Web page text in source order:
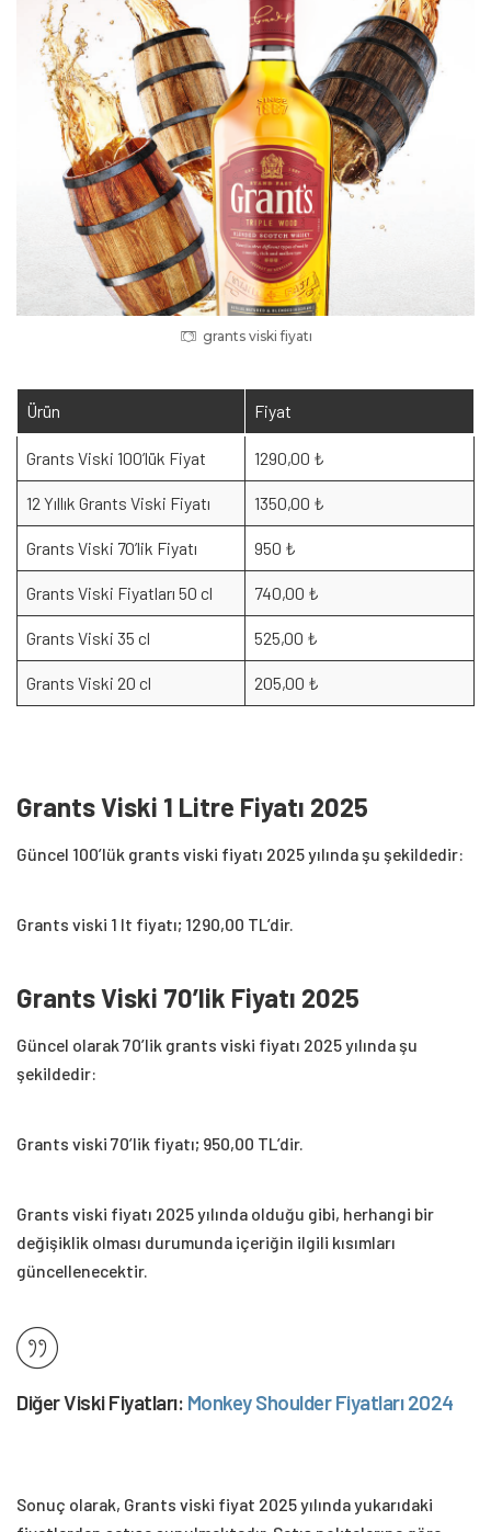
grants viski fiyatı
Ürün Fiyat
Grants Viski 100’lük Fiyat 1290,00 ₺
12 Yıllık Grants Viski Fiyatı 1350,00 ₺
Grants Viski 70’lik Fiyatı 950 ₺
Grants Viski Fiyatları 50 cl 740,00 ₺
Grants Viski 35 cl 525,00 ₺
Grants Viski 20 cl 205,00 ₺
Grants Viski 1 Litre Fiyatı 2025
Güncel 100’lük grants viski fiyatı 2025 yılında şu şekildedir:
Grants viski 1 lt fiyatı; 1290,00 TL’dir.
Grants Viski 70’lik Fiyatı 2025
Güncel olarak 70’lik grants viski fiyatı 2025 yılında şu
şekildedir:
Grants viski 70’lik fiyatı; 950,00 TL’dir.
Grants viski fiyatı 2025 yılında olduğu gibi, herhangi bir
değişiklik olması durumunda içeriğin ilgili kısımları
güncellenecektir.
Diğer Viski Fiyatları: Monkey Shoulder Fiyatları 2024
Sonuç olarak, Grants viski fiyat 2025 yılında yukarıdaki